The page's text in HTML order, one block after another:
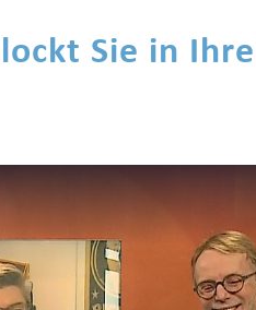
Sie in